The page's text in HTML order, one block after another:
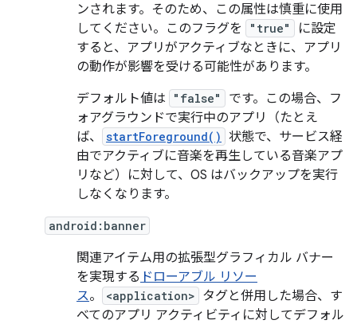
ンされます。そのため、この属性は慎重に使用
してください。このフラグを
"true"
に設定
すると、アプリがアクティブなときに、アプリ
の動作が影響を受ける可能性があります。
デフォルト値は
"false"
です。この場合、フ
ォアグラウンドで実行中のアプリ（たとえ
ば、
startForeground() 状態で、サービス経
由でアクティブに音楽を再生している音楽アプ
リなど）に対して、OS はバックアップを実行
しなくなります。
android:banner
関連アイテム用の拡張型グラフィカル バナー
を実現する ドローアブル リソー
ス。 <application> タグと併用した場合、す
べてのアプリ アクティビティに対してデフォル